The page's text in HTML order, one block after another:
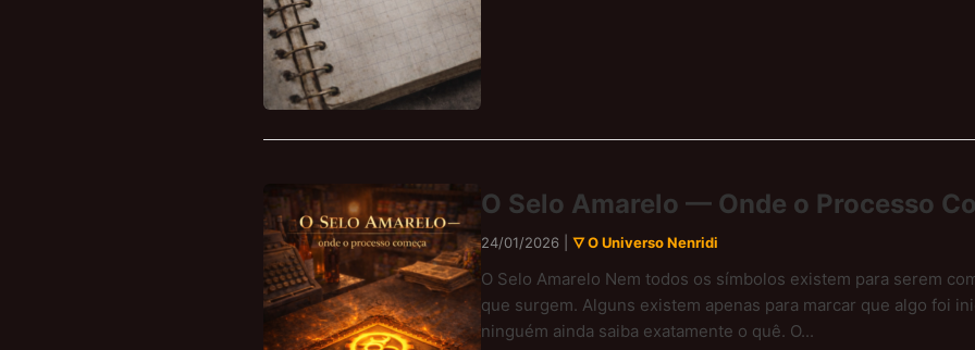
O Selo Amarelo — Onde o Processo
24/01/2026 | 🜄 O Universo Nenridi
O Selo Amarelo Nem todos os símbolos existem para serem
que surgem. Alguns existem apenas para marcar que algo foi
ninguém ainda saiba exatamente o quê. O...